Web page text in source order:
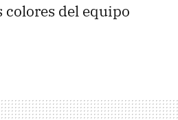
colores del equipo